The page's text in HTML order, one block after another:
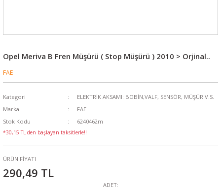
Opel Meriva B Fren Müşürü ( Stop Müşürü ) 2010 > Orjinal..
FAE
Kategori
ELEKTRİK AKSAMI: BOBİN,VALF, SENSÖR, MÜŞÜR V.S.
Marka
FAE
Stok Kodu
6240462m
*30,15 TL den başlayan taksitlerle!!
ÜRÜN FİYATI
290,49 TL
ADET: